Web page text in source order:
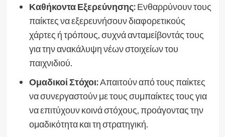
Καθήκοντα Εξερεύνησης:Ενθαρρύνουν τους
παίκτες να εξερευνήσουν διαφορετικούς
χάρτες ή τρόπους, συχνά ανταμείβοντάς τους
για την ανακάλυψη νέων στοιχείων του
παιχνιδιού.
Ομαδικοί Στόχοι:Απαιτούν από τους παίκτες
να συνεργαστούν με τους συμπαίκτες τους για
να επιτύχουν κοινά στόχους, προάγοντας την
ομαδικότητα και τη στρατηγική.